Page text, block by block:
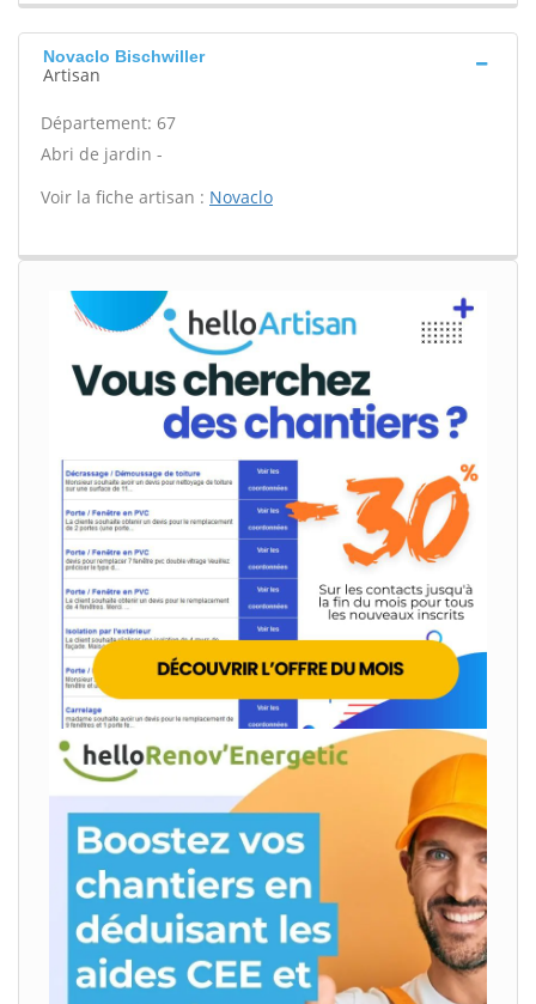
Novaclo Bischwiller
Artisan
Département: 67
Abri de jardin -
Voir la fiche artisan : Novaclo